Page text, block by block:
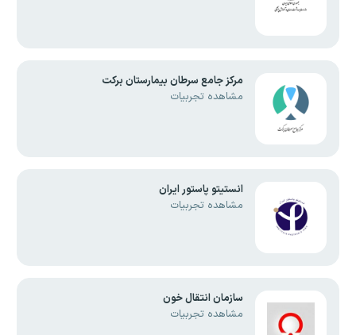
مرکز جامع سرطان بیمارستان برکت
مشاهده تجربیات
انستیتو پاستور ایران
مشاهده تجربیات
سازمان انتقال خون
مشاهده تجربیات